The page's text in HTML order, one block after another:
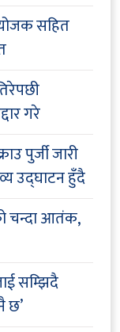
सहित
गरे
पुर्जी जारी
उद्घाटन हुँदै
चन्दा आतंक,
सम्झिदै
छ’